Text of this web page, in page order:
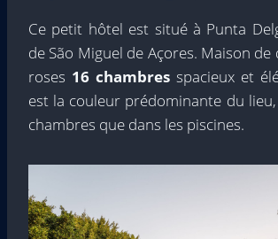
Ce petit hôtel est situé à Punta
de São Miguel de Açores. Maison de
roses 16 chambres spacieux et
est la couleur prédominante du
chambres que dans les piscines.